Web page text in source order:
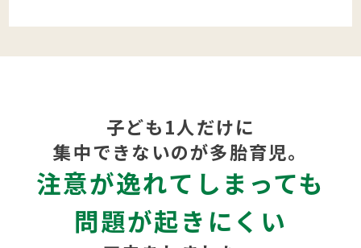
子ども1人だけに
集中できないのが多胎育児。
注意が逸れてしまっても
問題が起きにくい